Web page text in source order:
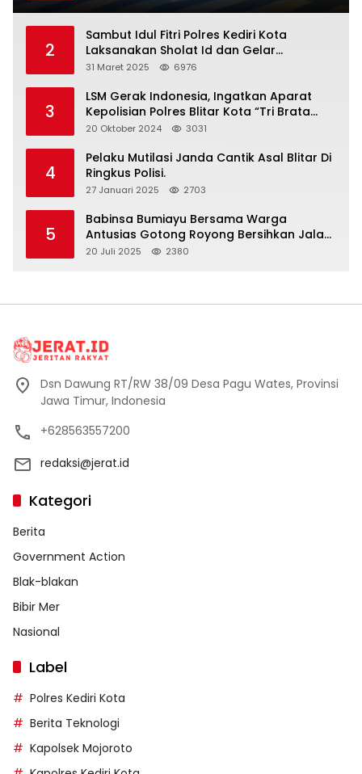
2
Sambut Idul Fitri Polres Kediri Kota
Laksanakan Sholat Id dan Gelar
Halalbihalal
31 Maret 2025 6976
3
LSM Gerak Indonesia, Ingatkan Aparat
Kepolisian Polres Blitar Kota “Tri Brata
Polri” Harus Diamalkan
20 Oktober 2024 3031
4
Pelaku Mutilasi Janda Cantik Asal Blitar Di
Ringkus Polisi.
27 Januari 2025 2703
5
Babinsa Bumiayu Bersama Warga
Antusias Gotong Royong Bersihkan Jalan
Dusun Banaran
20 Juli 2025 2380
Dsn Dawung RT/RW 38/09 Desa Pagu Wates, Provinsi
Jawa Timur, Indonesia
+628563557200
redaksi@jerat.id
Kategori
Berita
Government Action
Blak-blakan
Bibir Mer
Nasional
Label
Polres Kediri Kota
Berita Teknologi
Kapolsek Mojoroto